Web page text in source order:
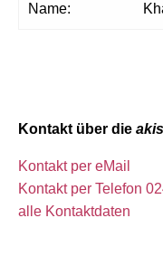
Name:
Kontakt über die akis
Kontakt per eMail
Kontakt per Telefon
alle Kontaktdaten